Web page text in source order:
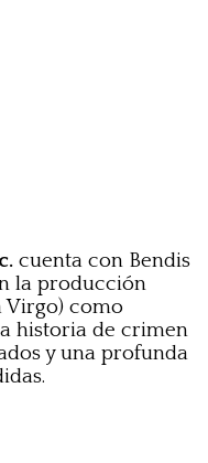
cuenta con Bendis
la producción
Virgo) como
historia de crimen
y una profunda